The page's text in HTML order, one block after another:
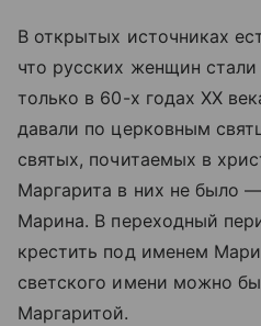
В открытых источниках
что русских женщин
только в 60-х годах XX
давали по церковным
святых, почитаемых в
Маргарита в них не было
Марина. В переходный
крестить под именем
светского имени можно
Маргаритой.